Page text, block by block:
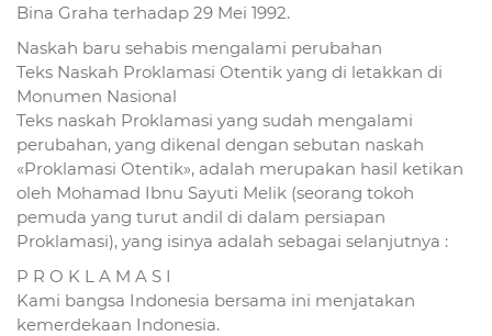
Bina Graha terhadap 29 Mei 1992.
Naskah baru sehabis mengalami perubahan
Teks Naskah Proklamasi Otentik yang di letakkan di
Monumen Nasional
Teks naskah Proklamasi yang sudah mengalami
perubahan, yang dikenal dengan sebutan naskah
«Proklamasi Otentik», adalah merupakan hasil ketikan
oleh Mohamad Ibnu Sayuti Melik (seorang tokoh
pemuda yang turut andil di dalam persiapan
Proklamasi), yang isinya adalah sebagai selanjutnya :
P R O K L A M A S I
Kami bangsa Indonesia bersama ini menjatakan
kemerdekaan Indonesia.